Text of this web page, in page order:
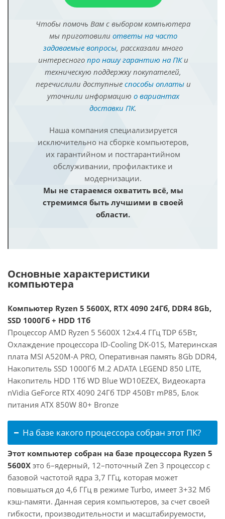
Чтобы помочь Вам с выбором компьютера
мы приготовили ответы на часто
задаваемые вопросы, рассказали много
интересного про нашу гарантию на ПКи
техническую поддержку покупателей,
перечислили доступные способы оплатыи
уточнили информацию о вариантах
доставки ПК.
Наша компания специализируется
исключительно на сборке компьютеров,
их гарантийном и постгарантийном
обслуживании, профилактике и
модернизации.
Мы не стараемся охватить всё, мы
стремимся быть лучшими в своей
области.
Основные характеристики
компьютера
Компьютер Ryzen 5 5600X, RTX 4090 24Гб, DDR4 8Gb,
SSD 1000Гб + HDD 1Тб
Процессор AMD Ryzen 5 5600X 12x4.4 ГГц TDP 65Вт,
Охлаждение процессора ID-Cooling DK-01S, Материнская
плата MSI A520M-A PRO, Оперативная память 8Gb DDR4,
Накопитель SSD 1000Гб M.2 ADATA LEGEND 850 LITE,
Накопитель HDD 1Тб WD Blue WD10EZEX, Видеокарта
nVidia GeForce RTX 4090 24Гб TDP 450Вт mP85, Блок
питания ATX 850W 80+ Bronze
На базе какого процессора собран этот ПК?
Этот компьютер собран на базе процессора Ryzen 5
5600X это 6–ядерный, 12–поточный Zen 3 процессор с
базовой частотой ядра 3,7 ГГц, которая может
повышаться до 4,6 ГГц в режиме Turbo, имеет 3+32 Мб
кэш-памяти. Данная серия компьютеров, за счет своей
гибкости, производительности и масштабируемости,